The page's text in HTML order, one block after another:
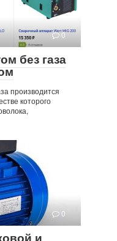
0
без газа
производится
которого
0
и